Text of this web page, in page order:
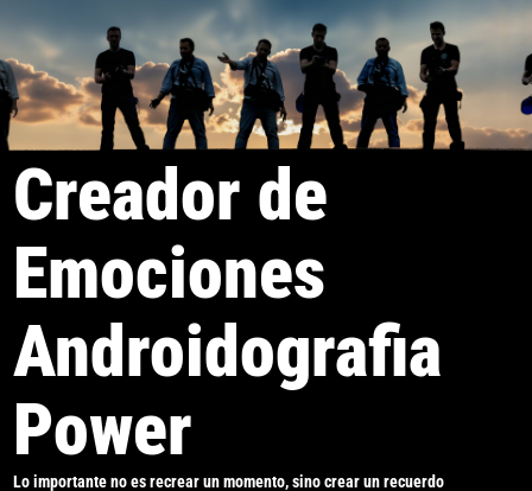
al
contenido
Creador de
Emociones
Androidografia
Power
Lo importante no es recrear un momento, sino crear un recuerdo